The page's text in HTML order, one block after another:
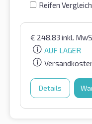
Reifen
€ 248,83 inkl.
AUF LAGER
Details